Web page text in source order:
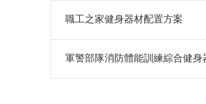
職工之家健身器材配置方案
軍警部隊消防體能訓練綜合健身